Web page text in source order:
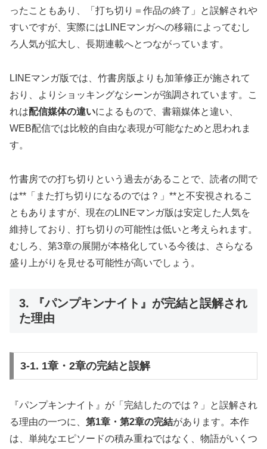
ったこともあり、「打ち切り＝作品の終了」と誤解されや
すいですが、実際にはLINEマンガへの移籍によってむし
ろ人気が拡大し、長期連載へとつながっています。
LINEマンガ版では、竹書房版よりも加筆修正が施されて
おり、よりショッキングなシーンが強調されています。こ
れは配信媒体の違いによるもので、書籍媒体と違い、
WEB配信では比較的自由な表現が可能なためと思われま
す。
竹書房での打ち切りという過去があることで、読者の間で
は**「また打ち切りになるのでは？」**と不安視されるこ
ともありますが、現在のLINEマンガ版は安定した人気を
維持しており、打ち切りの可能性は低いと考えられます。
むしろ、第3章の展開が本格化している今後は、さらなる
盛り上がりを見せる可能性が高いでしょう。
3. 『パンプキンナイト』が完結と誤解され
た理由
3-1. 1章・2章の完結と誤解
『パンプキンナイト』が「完結したのでは？」と誤解され
る理由の一つに、 第1章・第2章の完結があります。本作
は、単純なエピソードの積み重ねではなく、物語がいくつ